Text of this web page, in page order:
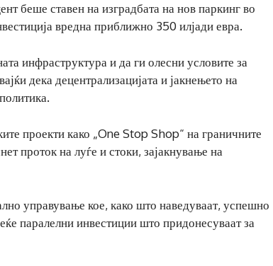
беше ставен на изградбата на нов паркинг во
вредна приближно 350 илјади евра.
инфраструктура и да ги олесни условите за
дека децентрализацијата и јакнењето на
проекти како „One Stop Shop“ на граничните
проток на луѓе и стоки, зајакнување на
управување кое, како што наведуваат, успешно
паралелни инвестиции што придонесуваат за